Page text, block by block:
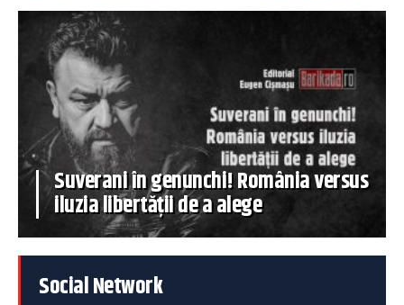
Suverani în genunchi! România versus
iluzia libertății de a alege
Social Network